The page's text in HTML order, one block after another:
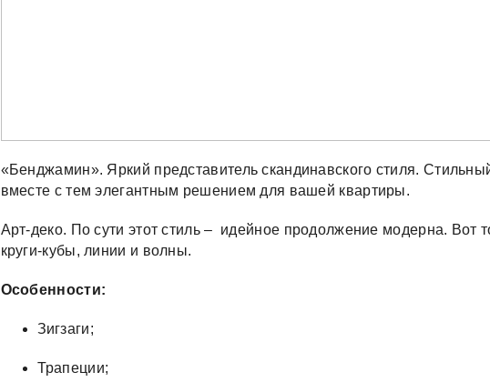
«Бенджамин». Яркий представитель скандинавского стиля.
вместе с тем элегантным решением для вашей квартиры.
Арт-деко. По сути этот стиль – идейное продолжение модерна. Вот
круги-кубы, линии и волны.
Особенности:
Зигзаги;
Трапеции;